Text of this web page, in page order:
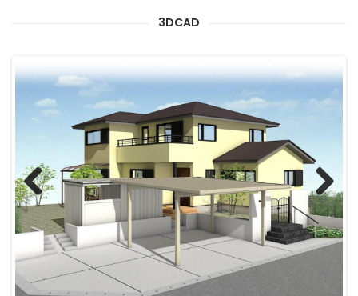
3DCAD
Previous Next